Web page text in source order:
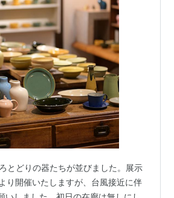
とどりの器たちが並びました。展示
り開催いたしますが、台風接近に伴